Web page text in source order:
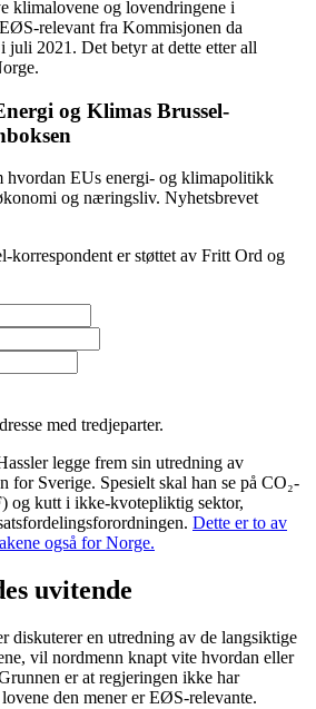
klimalovene og lovendringene i
relevant fra Kommisjonen da
juli 2021. Det betyr at dette etter all
og Klimas Brussel-
hvordan EUs energi- og klimapolitikk
og næringsliv. Nyhetsbrevet
korrespondent er støttet av Fritt Ord og
med tredjeparter.
legge frem sin utredning av
for Sverige. Spesielt skal han se på CO₂-
og kutt i ikke-kvotepliktig sektor,
Dette er to av
også for Norge.
uvitende
diskuterer en utredning av de langsiktige
vil nordmenn knapt vite hvordan eller
er at regjeringen ikke har
den mener er EØS-relevante.